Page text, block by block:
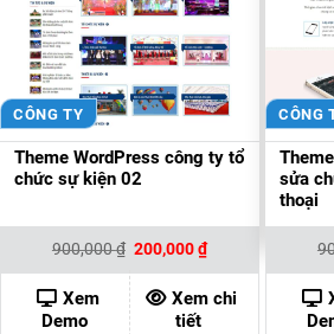
CÔNG TY
Theme WordPress công ty tổ
chức sự kiện 02
900,000₫ Giá
là:
900,000 ₫.
200,000₫Giá
hiện
tại
là:
200,000 ₫.
Xem
Demo
Xem chi
tiết
CÔNG
sửa
thoại